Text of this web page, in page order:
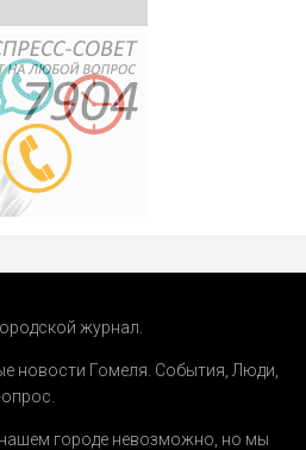
журнал.
новости Гомеля. События Люди
нашем городе невозможно, но мы